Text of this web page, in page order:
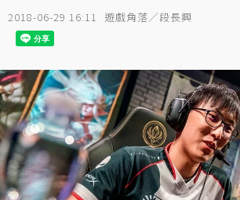
2018-06-29 16:11 遊戲角落／段長興